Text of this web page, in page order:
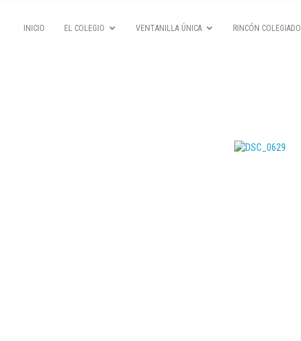
INICIO EL COLEGIO VENTANILLA ÚNICA RINCÓN COLEGIADO